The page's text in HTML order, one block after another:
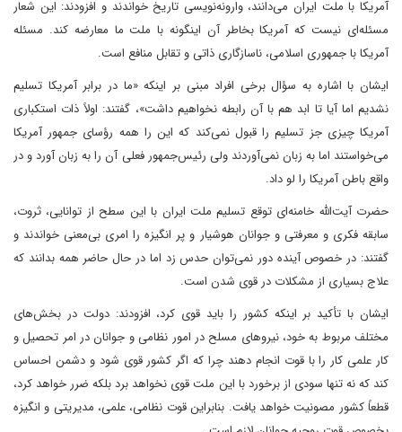
آمریکا با ملت ایران می‌دانند، وارونه‌نویسی تاریخ خواندند و افزودند: این شعار
مسئله‌ای نیست که آمریکا بخاطر آن اینگونه با ملت ما معارضه کند. مسئله
آمریکا با جمهوری اسلامی، ناسازگاری ذاتی و تقابل منافع است.
ایشان با اشاره به سؤال برخی افراد مبنی بر اینکه «ما در برابر آمریکا تسلیم
نشدیم اما آیا تا ابد هم با آن رابطه نخواهیم داشت»، گفتند: اولاً ذات استکباری
آمریکا چیزی جز تسلیم را قبول نمی‌کند که این را همه رؤسای جمهور آمریکا
می‌خواستند اما به زبان نمی‌آوردند ولی رئیس‌جمهور فعلی آن را به زبان آورد و در
واقع باطن آمریکا را لو داد.
حضرت آیت‌الله خامنه‌ای توقع تسلیم ملت ایران با این سطح از توانایی، ثروت،
سابقه فکری و معرفتی و جوانان هوشیار و پر انگیزه را امری بی‌معنی خواندند و
گفتند: در خصوص آینده دور نمی‌توان حدس زد اما در حال حاضر همه بدانند که
علاج بسیاری از مشکلات در قوی شدن است.
ایشان با تأکید بر اینکه کشور را باید قوی کرد، افزودند: دولت در بخش‌های
مختلف مربوط به خود، نیروهای مسلح در امور نظامی و جوانان در امر تحصیل و
کار علمی کار را با قوت انجام دهند چرا که اگر کشور قوی شود و دشمن احساس
کند که نه تنها سودی از برخورد با این ملت قوی نخواهد برد بلکه ضرر خواهد کرد،
قطعاً کشور مصونیت خواهد یافت. بنابراین قوت نظامی، علمی، مدیریتی و انگیزه